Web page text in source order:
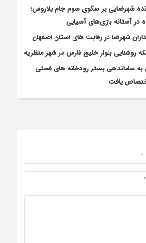
شهرضایی بر سکوی سوم جام بلاروس؛
در آستانه بازی‌های آسیایی
شهرضا در رقابت های استان اصفهان
روشنایی بلوار خلیج فارس در شهر منظریه
به ساماندهی بستر رودخانه های فصلی
یافت